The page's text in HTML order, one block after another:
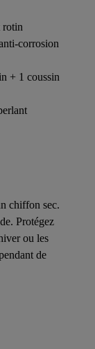
rotin
corrosion
+ 1 coussin
chiffon sec.
Protégez
ou les
de